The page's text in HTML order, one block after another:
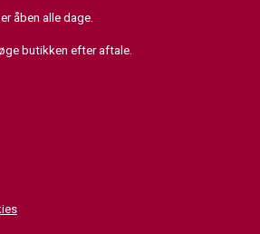
åben alle dage.
butikken efter aftale.